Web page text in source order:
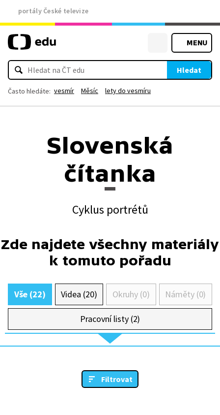
portály České televize
MENU
Hledat
Často hledáte: vesmír Měsíc lety do vesmíru
Slovenská
čítanka
Cyklus portrétů
Zde najdete všechny materiály
k tomuto pořadu
Vše (22) Videa (20) Okruhy (0) Náměty (0)
Pracovní listy (2)
Filtrovat